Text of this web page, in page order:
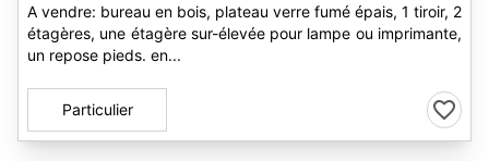
A vendre: bureau en bois, plateau verre fumé épais, 1 tiroir, 2
étagères, une étagère sur-élevée pour lampe ou imprimante,
un repose pieds. en...
Particulier